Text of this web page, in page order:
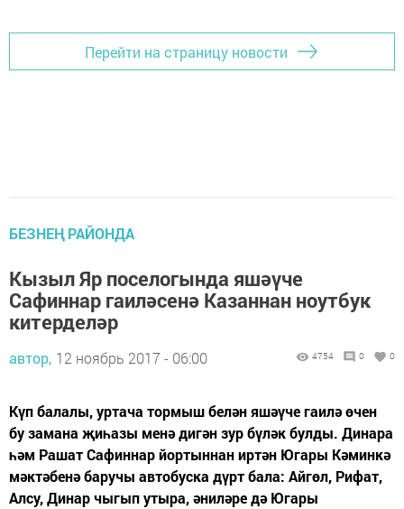
Перейти на страницу новости
БЕЗНЕҢ РАЙОНДА
Кызыл Яр поселогында яшәүче
Сафиннар гаиләсенә Казаннан ноутбук
китерделәр
автор, 12 ноябрь 2017 - 06:00 4754 0 0
Күп балалы, уртача тормыш белән яшәүче гаилә өчен
бу замана җиһазы менә дигән зур бүләк булды. Динара
һәм Рашат Сафиннар йортыннан иртән Югары Кәминкә
мәктәбенә баручы автобуска дүрт бала: Айгөл, Рифат,
Алсу, Динар чыгып утыра, әниләре дә Югары